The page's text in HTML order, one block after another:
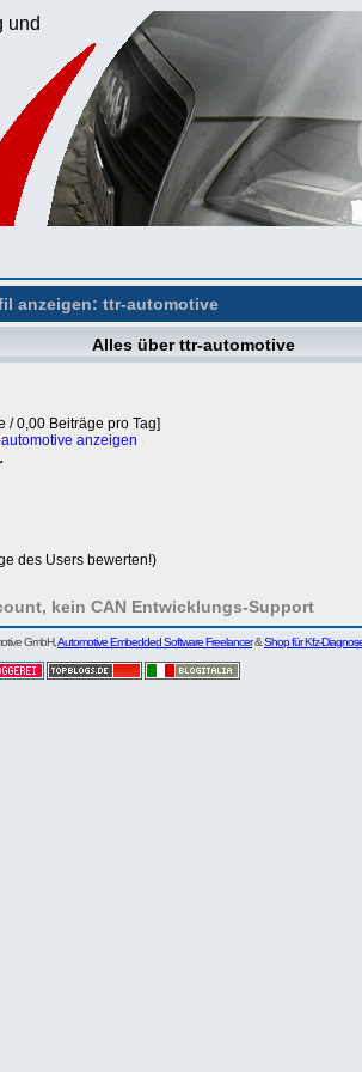
und
anzeigen: ttr-automotive
Alles über ttr-automotive
/ 0,00 Beiträge pro Tag]
anzeigen
des Users bewerten!)
kein CAN Entwicklungs-Support
GmbH,Automotive Embedded Software Freelancer&Shop für Kfz-